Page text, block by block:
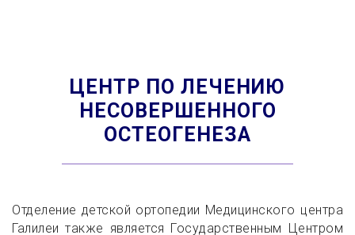
ЦЕНТР ПО ЛЕЧЕНИЮ
НЕСОВЕРШЕННОГО
ОСТЕОГЕНЕЗА
Отделение детской ортопедии Медицинского центра
Галилеи также является Государственным Центром